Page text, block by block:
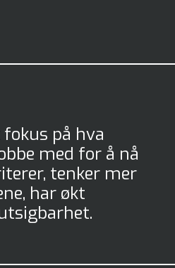
på hva
med for å nå
tenker mer
har økt